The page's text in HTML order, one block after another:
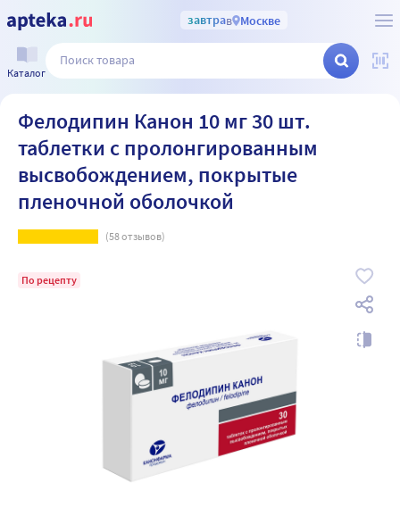
завтрав Москве
Каталог
Фелодипин Канон 10 мг 30 шт.
таблетки с пролонгированным
высвобождением, покрытые
пленочной оболочкой
(58отзывов)
По рецепту